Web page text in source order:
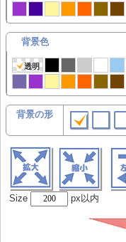
背景色
透明
背景の形
Size px以内